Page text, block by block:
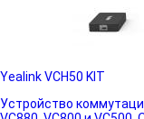
Yealink VCH50 KIT
Устройство